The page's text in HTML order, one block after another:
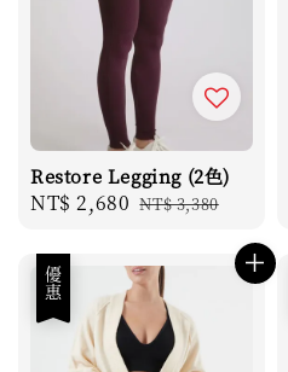
Restore Legging (2色)
Sale
NT$ 2,680 Regular
NT$ 3,380
優惠